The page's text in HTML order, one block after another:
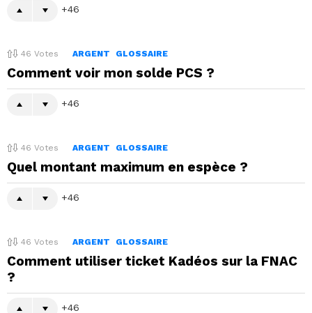
46
46 Votes ARGENT GLOSSAIRE
Comment voir mon solde PCS ?
46
46 Votes ARGENT GLOSSAIRE
Quel montant maximum en espèce ?
46
46 Votes ARGENT GLOSSAIRE
Comment utiliser ticket Kadéos sur la FNAC
?
46